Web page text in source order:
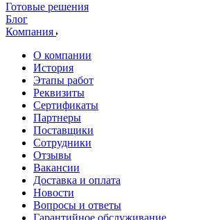
Готовые решения
Блог
Компания
О компании
История
Этапы работ
Реквизиты
Сертификаты
Партнеры
Поставщики
Сотрудники
Отзывы
Вакансии
Доставка и оплата
Новости
Вопросы и ответы
Гарантийное обслуживание